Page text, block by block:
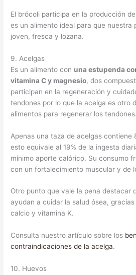
El brócoli participa en la producción
es un alimento ideal para que nuestra
joven, fresca y lozana.
9. Acelgas
Es un alimento con una estupenda
vitamina C y magnesio, dos
participan en la regeneración y
tendones por lo que la acelga es otro
alimentos para regenerar los tendones.
Apenas una taza de acelgas contiene
esto equivale al 19% de la ingesta
mínimo aporte calórico. Su consumo
con un fortalecimiento muscular y de
Otro punto que vale la pena destacar
ayudan a cuidar la salud ósea,
calcio y vitamina K.
Consulta nuestro artículo sobre los
contraindicaciones de la acelga.
10. Huevos